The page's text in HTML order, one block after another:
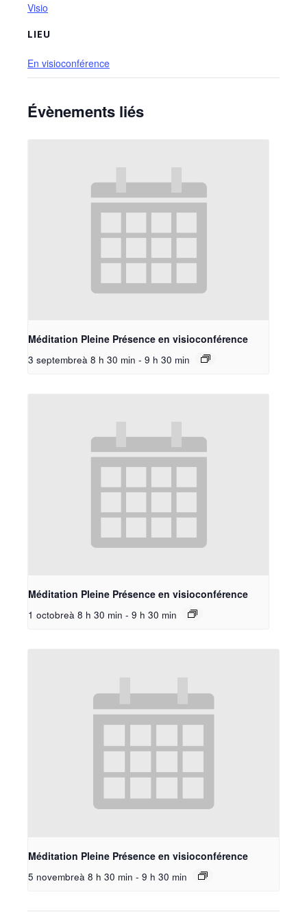
Visio
LIEU
En visioconférence
Évènements liés
Méditation Pleine Présence en visioconférence
3 septembreà 8 h 30 min - 9 h 30 min
Méditation Pleine Présence en visioconférence
1 octobreà 8 h 30 min - 9 h 30 min
Méditation Pleine Présence en visioconférence
5 novembreà 8 h 30 min - 9 h 30 min